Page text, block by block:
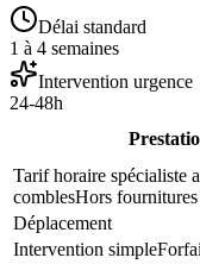
Délai standard
1 à 4 semaines
Intervention urgence
24-48h
Tarif horaire spécialiste
comblesHors fournitures
Déplacement
Intervention simple